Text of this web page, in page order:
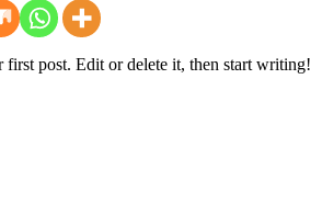
first post. Edit or delete it, then start writing!